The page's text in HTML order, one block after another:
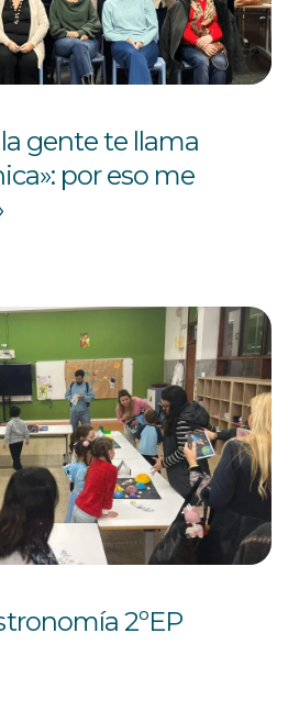
gente te llama
por eso me
2ºEP